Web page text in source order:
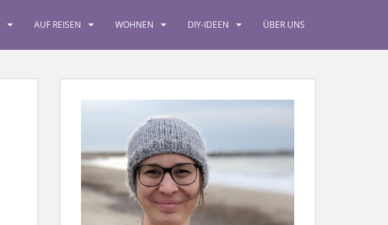
AUF REISEN WOHNEN DIY-IDEEN ÜBER UNS